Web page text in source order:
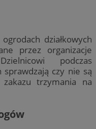
działkowych
przez organizacje
podczas
sprawdzają czy nie są
zakazu trzymania na